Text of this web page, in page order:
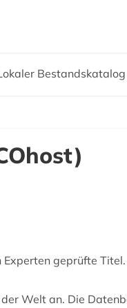
geprüfte
Welt an. Die